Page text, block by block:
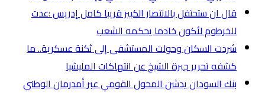
قال ان ستحتفل بالانتصار الكبير قريبا كامل إدريس :عدت
للخرطوم لأكون خادما يحكمه الشعب
شردت السكان وحولت المستشفى إلى ثكنة عسكرية.. ما
كشفه تحرير جبرة الشيخ عن انتهاكات المليشيا
بنك السودان يدشن المحول القومي عبر أمدرمان الوطني